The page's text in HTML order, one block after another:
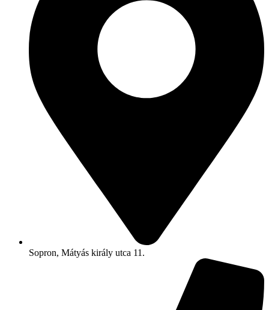
Sopron, Mátyás király utca 11.